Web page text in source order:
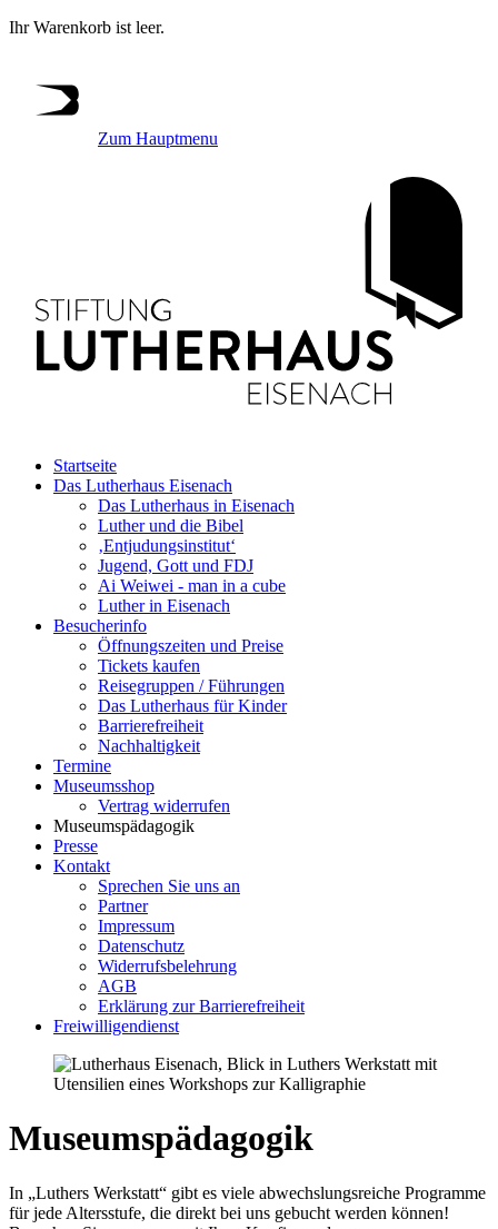
Ihr Warenkorb ist leer.
Zum Hauptmenu
Startseite
Das Lutherhaus Eisenach
Das Lutherhaus in Eisenach
Luther und die Bibel
‚Entjudungsinstitut‘
Jugend, Gott und FDJ
Ai Weiwei - man in a cube
Luther in Eisenach
Besucherinfo
Öffnungszeiten und Preise
Tickets kaufen
Reisegruppen / Führungen
Das Lutherhaus für Kinder
Barrierefreiheit
Nachhaltigkeit
Termine
Museumsshop
Vertrag widerrufen
Museumspädagogik
Presse
Kontakt
Sprechen Sie uns an
Partner
Impressum
Datenschutz
Widerrufsbelehrung
AGB
Erklärung zur Barrierefreiheit
Freiwilligendienst
Museumspädagogik
In „Luthers Werkstatt“ gibt es viele abwechslungsreiche Programme
für jede Altersstufe, die direkt bei uns gebucht werden können!